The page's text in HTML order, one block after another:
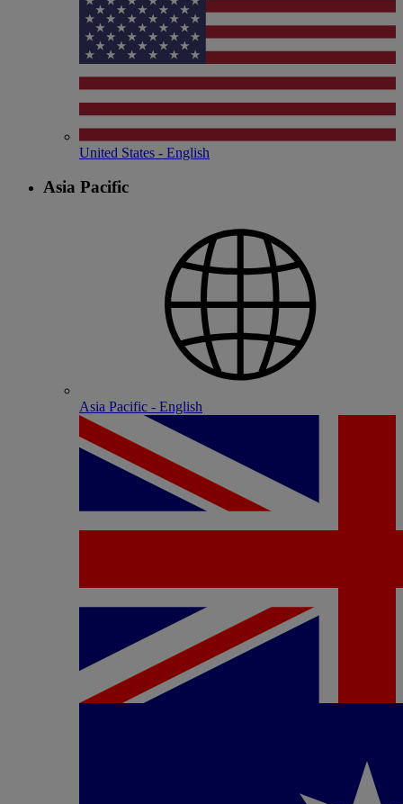
United States - English
Asia Pacific
Asia Pacific - English